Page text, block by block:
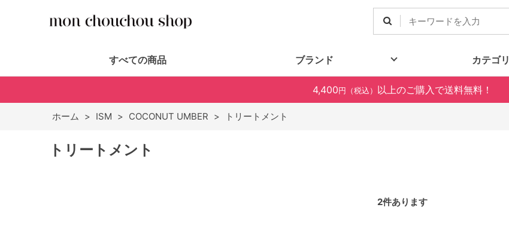
すべての商品 ブランド カテゴリ
4,400 円（税込） 以上のご購入で送料無料！
ホーム > ISM > COCONUT UMBER > トリートメント
トリートメント
2件あります